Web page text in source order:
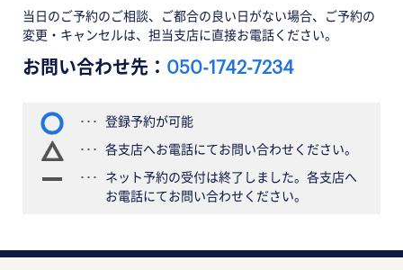
当日のご予約のご相談、ご都合の良い日がない場合、ご予約の
変更・キャンセルは、担当支店に直接お電話ください。
お問い合わせ先： 050-1742-7234
登録予約が可能
各支店へお電話にてお問い合わせください。
ネット予約の受付は終了しました。各支店へ
お電話にてお問い合わせください。